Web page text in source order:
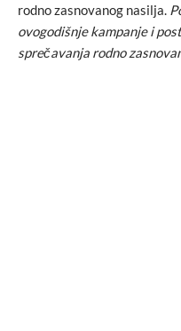
rodno zasnovanog nasilja.
ovogodišnje kampanje i
sprečavanja rodno